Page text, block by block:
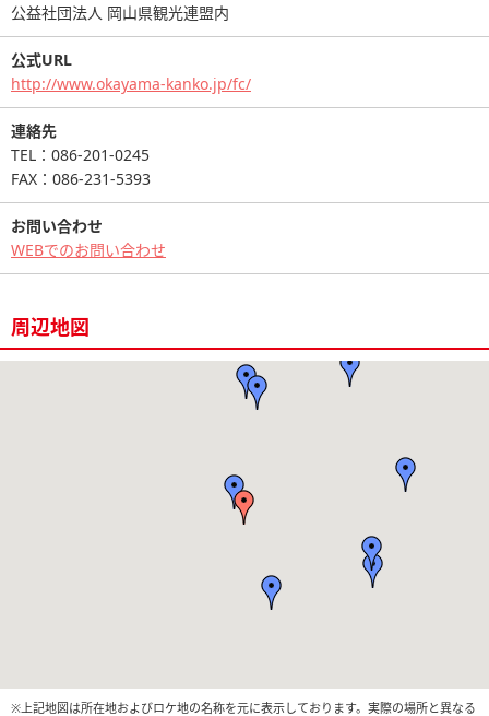
公益社団法人 岡山県観光連盟内
公式URL
http://www.okayama-kanko.jp/fc/
連絡先
TEL：086-201-0245
FAX：086-231-5393
お問い合わせ
WEBでのお問い合わせ
周辺地図
※上記地図は所在地およびロケ地の名称を元に表示しております。実際の場所と異なる